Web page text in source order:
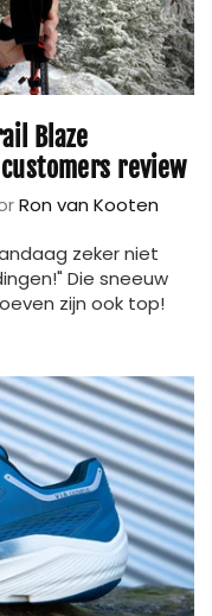
Blaze
review
Ron van Kooten
zeker niet
Die sneeuw
zijn ook top!